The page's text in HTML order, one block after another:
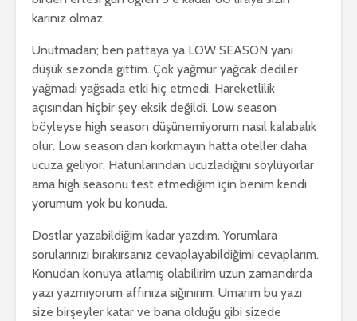
karınız olmaz.
Unutmadan; ben pattaya ya LOW SEASON yani
düşük sezonda gittim. Çok yağmur yağcak dediler
yağmadı yağsada etki hiç etmedi. Hareketlilik
açısından hiçbir şey eksik değildi. Low season
böyleyse high season düşünemiyorum nasıl kalabalık
olur. Low season dan korkmayın hatta oteller daha
ucuza geliyor. Hatunlarından ucuzladığını söylüyorlar
ama high seasonu test etmediğim için benim kendi
yorumum yok bu konuda.
Dostlar yazabildiğim kadar yazdım. Yorumlara
sorularınızı bırakırsanız cevaplayabildiğimi cevaplarım.
Konudan konuya atlamış olabilirim uzun zamandırda
yazı yazmıyorum affınıza sığınırım. Umarım bu yazı
size birşeyler katar ve bana olduğu gibi sizede